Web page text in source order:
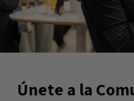
Únete a la